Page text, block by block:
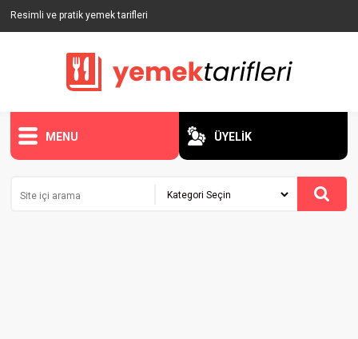
Resimli ve pratik yemek tarifleri
MENU ÜYELİK